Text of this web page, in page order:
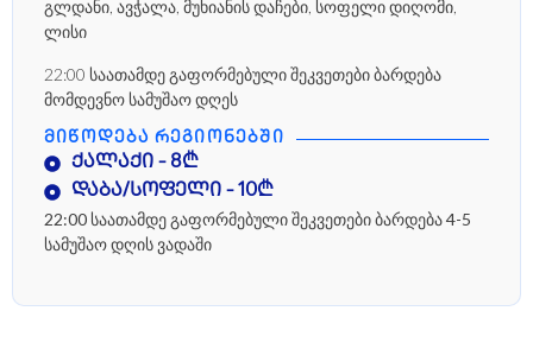
გლდანი, ავჭალა, მუხიანის დაჩები, სოფელი დიღომი,
ლისი
22:00 საათამდე გაფორმებული შეკვეთები ბარდება
მომდევნო სამუშაო დღეს
ᲛᲘᲬᲝᲓᲔᲑᲐ ᲠᲔᲒᲘᲝᲜᲔᲑᲨᲘ
ქალაქი - 8₾
დაბა/სოფელი - 10₾
22:00 საათამდე გაფორმებული შეკვეთები ბარდება 4-5
სამუშაო დღის ვადაში